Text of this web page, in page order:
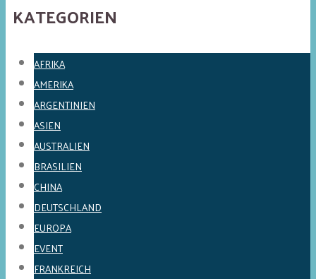
KATEGORIEN
AFRIKA
AMERIKA
ARGENTINIEN
ASIEN
AUSTRALIEN
BRASILIEN
CHINA
DEUTSCHLAND
EUROPA
EVENT
FRANKREICH